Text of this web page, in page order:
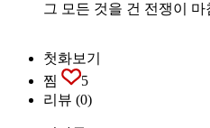
그 모든 것을 건 전쟁이
첫화보기
찜
5
리뷰 (0)